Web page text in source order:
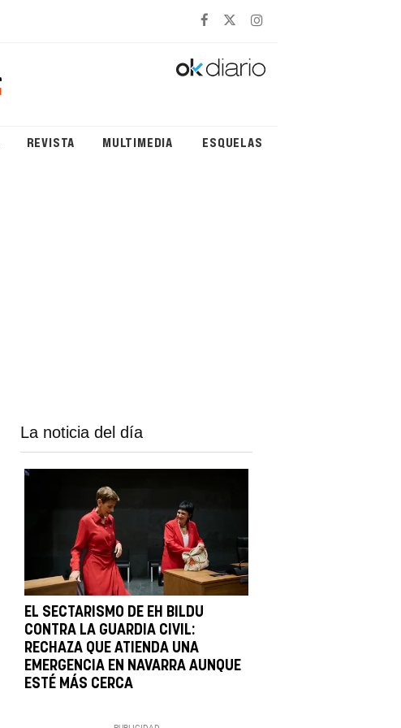
REVISTA MULTIMEDIA ESQUELAS
La noticia del día
EL SECTARISMO DE EH BILDU
CONTRA LA GUARDIA CIVIL:
RECHAZA QUE ATIENDA UNA
EMERGENCIA EN NAVARRA AUNQUE
ESTÉ MÁS CERCA